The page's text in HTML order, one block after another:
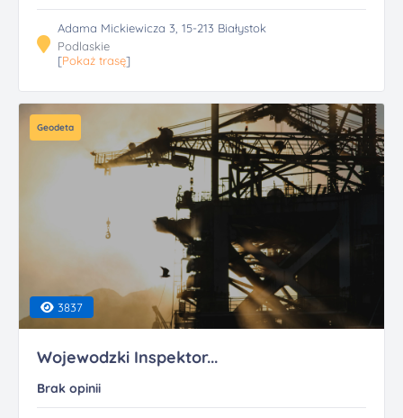
Adama Mickiewicza 3, 15-213 Białystok
Podlaskie
[Pokaż trasę]
Geodeta
3837
Wojewodzki Inspektor...
Brak opinii